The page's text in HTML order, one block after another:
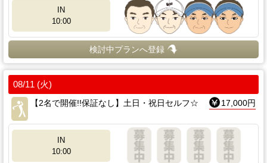
IN
10:00
検討中プランへ登録
08/11 (火)
【2名で開催!!保証なし】土日・祝日セルフ☆
17,000円
IN
10:00